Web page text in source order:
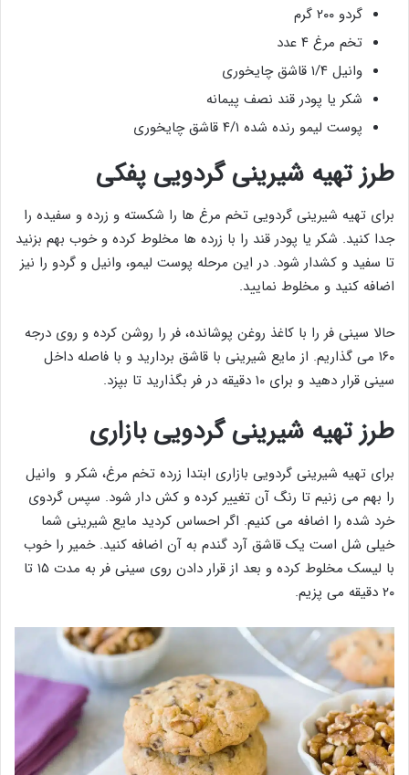
گردو ۲۰۰ گرم
تخم مرغ ۴ عدد
وانیل ۱/۴ قاشق چایخوری
شکر یا پودر قند نصف پیمانه
پوست لیمو رنده شده ۴/۱ قاشق چایخوری
طرز تهیه شیرینی گردویی پفکی
برای تهیه شیرینی گردویی تخم مرغ ها را شکسته و زرده و سفیده را
جدا کنید. شکر یا پودر قند را با زرده ها مخلوط کرده و خوب بهم بزنید
تا سفید و کشدار شود. در این مرحله پوست لیمو، وانیل و گردو را نیز
اضافه کنید و مخلوط نمایید.
حالا سینی فر را با کاغذ روغن پوشانده، فر را روشن کرده و روی درجه
۱۶۰ می گذاریم. از مایع شیرینی با قاشق بردارید و با فاصله داخل
سینی قرار دهید و برای ۱۰ دقیقه در فر بگذارید تا بپزد.
طرز تهیه شیرینی گردویی بازاری
برای تهیه شیرینی گردویی بازاری ابتدا زرده تخم مرغ، شکر و وانیل
را بهم می زنیم تا رنگ آن تغییر کرده و کش دار شود. سپس گردوی
خرد شده را اضافه می کنیم. اگر احساس کردید مایع شیرینی شما
خیلی شل است یک قاشق آرد گندم به آن اضافه کنید. خمیر را خوب
با لیسک مخلوط کرده و بعد از قرار دادن روی سینی فر به مدت ۱۵ تا
۲۰ دقیقه می پزیم.